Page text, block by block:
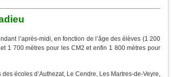
l’après-midi, en fonction de l’âge des élèves (1 200
1 700 mètres pour les CM2 et enfin 1 800 mètres pour
écoles d’Authezat, Le Cendre, Les Martres-de-Veyre,